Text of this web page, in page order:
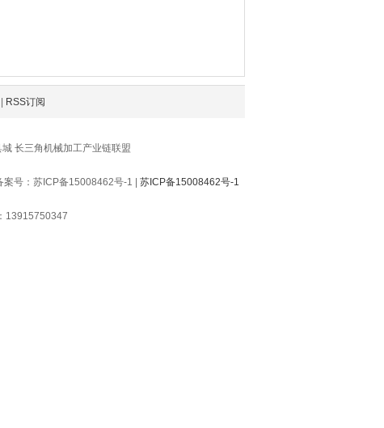
RSS订阅
长三角机械加工产业链联盟
号：苏ICP备15008462号-1 | 苏ICP备15008462号-1
13915750347